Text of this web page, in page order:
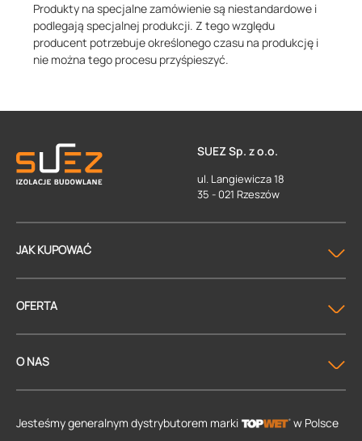
Produkty na specjalne zamówienie są niestandardowe i
podlegają specjalnej produkcji. Z tego względu
producent potrzebuje określonego czasu na produkcję i
nie można tego procesu przyśpieszyć.
SUEZ Sp. z o.o.
ul. Langiewicza 18
35 - 021 Rzeszów
JAK KUPOWAĆ
OFERTA
O NAS
Jesteśmy generalnym dystrybutorem marki w Polsce